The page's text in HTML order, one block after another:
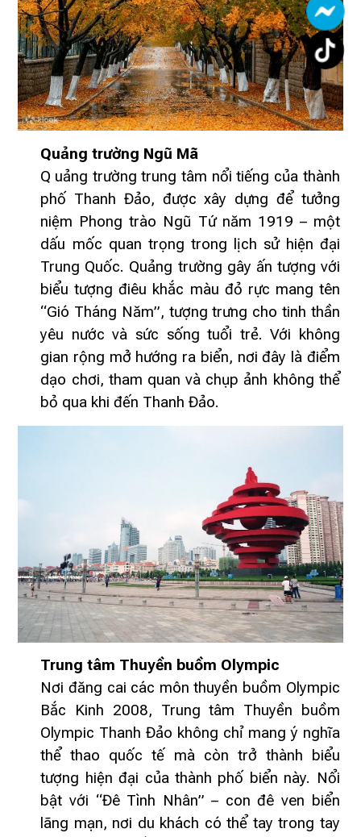
Quảng trường Ngũ Mã
Q uảng trường trung tâm nổi tiếng của thành
phố Thanh Đảo, được xây dựng để tưởng
niệm Phong trào Ngũ Tứ năm 1919 – một
dấu mốc quan trọng trong lịch sử hiện đại
Trung Quốc. Quảng trường gây ấn tượng với
biểu tượng điêu khắc màu đỏ rực mang tên
“Gió Tháng Năm”, tượng trưng cho tinh thần
yêu nước và sức sống tuổi trẻ. Với không
gian rộng mở hướng ra biển, nơi đây là điểm
dạo chơi, tham quan và chụp ảnh không thể
bỏ qua khi đến Thanh Đảo.
Trung tâm Thuyền buồm Olympic
Nơi đăng cai các môn thuyền buồm Olympic
Bắc Kinh 2008, Trung tâm Thuyền buồm
Olympic Thanh Đảo không chỉ mang ý nghĩa
thể thao quốc tế mà còn trở thành biểu
tượng hiện đại của thành phố biển này. Nổi
bật với “Đê Tình Nhân” – con đê ven biển
lãng mạn, nơi du khách có thể tay trong tay